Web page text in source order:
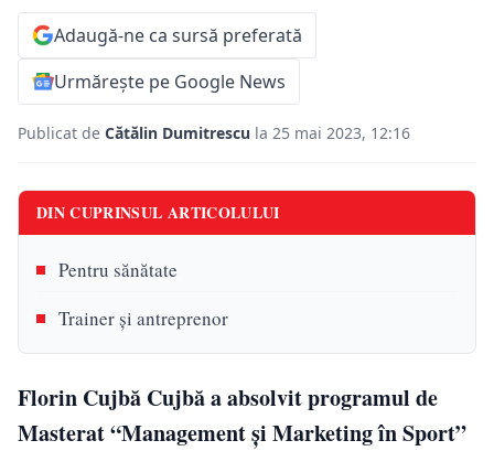
Adaugă-ne ca sursă preferată
Urmărește pe Google News
Publicat de Cătălin Dumitrescu la 25 mai 2023, 12:16
DIN CUPRINSUL ARTICOLULUI
Pentru sănătate
Trainer și antreprenor
Florin Cujbă Cujbă a absolvit programul de
Masterat “Management și Marketing în Sport”